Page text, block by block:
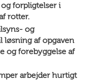
forpligtelser i
rotter.
og
løsning af opgaven
og forebyggelse af
arbejder hurtigt